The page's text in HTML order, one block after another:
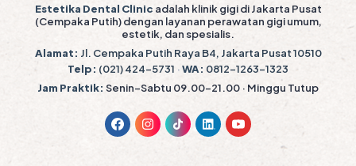
Estetika Dental Clinic adalah klinik gigi di Jakarta Pusat
(Cempaka Putih) dengan layanan perawatan gigi umum,
estetik, dan spesialis.
Alamat: Jl. Cempaka Putih Raya B4, Jakarta Pusat 10510
Telp: (021) 424-5731 ·WA: 0812-1263-1323
Jam Praktik: Senin–Sabtu 09.00–21.00 · Minggu Tutup